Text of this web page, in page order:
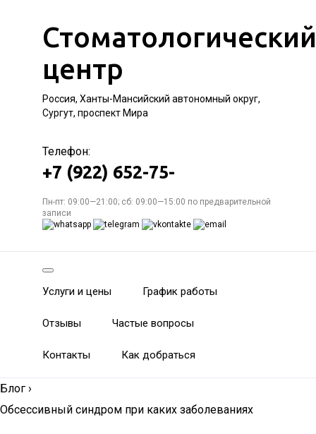
Стоматологический
центр
Россия, Ханты-Мансийский автономный округ,
Сургут, проспект Мира
Телефон:
+7 (922) 652-75-
Пн-пт: 09:00—21:00; сб: 09:00—15:00 по предварительной
записи
Услуги и цены График работы
Отзывы Частые вопросы
Контакты Как добраться
Блог ›
Обсессивный синдром при каких заболеваниях